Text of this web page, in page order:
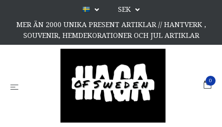
SEK
MER ÄN 2000 UNIKA PRESENT ARTIKLAR // HANTVERK ,
SOUVENIR, HEMDEKORATIONER OCH JUL ARTIKLAR
0